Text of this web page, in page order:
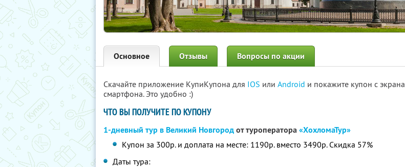
Основное Отзывы Вопросы по акции
Скачайте приложение КупиКупона для IOS или Android и покажите купон с экрана
смартфона. Это удобно :)
ЧТО ВЫ ПОЛУЧИТЕ ПО КУПОНУ
1-дневный тур в Великий Новгородот туроператора«ХохломаТур»
Купон за 300р. и доплата на месте: 1190р. вместо 3490р. Скидка 57%
Даты тура: